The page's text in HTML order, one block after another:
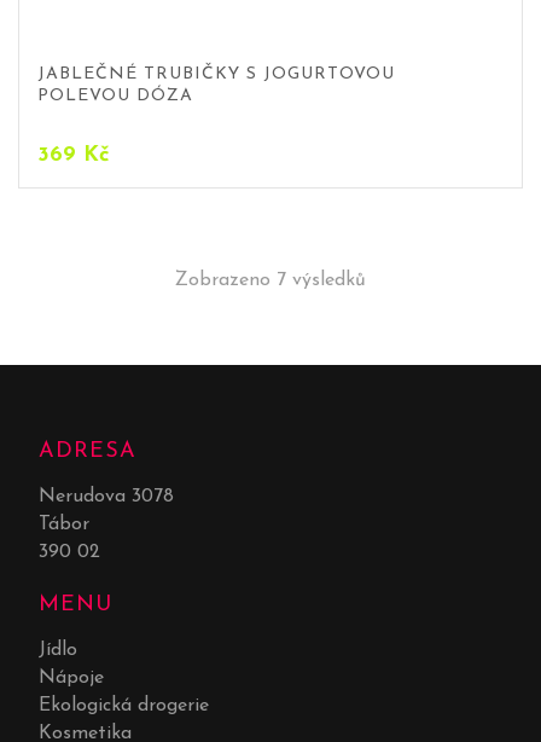
JABLEČNÉ TRUBIČKY S JOGURTOVOU
POLEVOU DÓZA
369 Kč
Zobrazeno 7 výsledků
ADRESA
Nerudova 3078
Tábor
390 02
MENU
Jídlo
Nápoje
Ekologická drogerie
Kosmetika